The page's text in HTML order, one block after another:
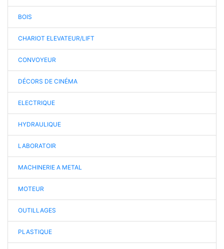
BOIS
CHARIOT ELEVATEUR/LIFT
CONVOYEUR
DÉCORS DE CINÉMA
ELECTRIQUE
HYDRAULIQUE
LABORATOIR
MACHINERIE A METAL
MOTEUR
OUTILLAGES
PLASTIQUE